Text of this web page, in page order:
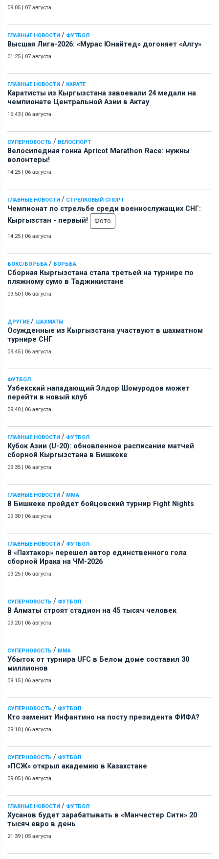
09:05 | 07 августа
ГЛАВНЫЕ НОВОСТИ / ФУТБОЛ
Высшая Лига-2026: «Мурас Юнайтед» догоняет «Алгу»
01:25 | 07 августа
ГЛАВНЫЕ НОВОСТИ / КАРАТЕ
Каратисты из Кыргызстана завоевали 24 медали на
чемпионате Центральной Азии в Актау
16:43 | 06 августа
СУПЕРНОВОСТЬ / ВЕЛОСПОРТ
Велосипедная гонка Apricot Marathon Race: нужны
волонтеры!
14:25 | 06 августа
ГЛАВНЫЕ НОВОСТИ / СТРЕЛКОВЫЙ СПОРТ
Чемпионат по стрельбе среди военнослужащих СНГ:
Кыргызстан - первый!
Фото
14:25 | 06 августа
БОКС/БОРЬБА / БОРЬБА
Сборная Кыргызстана стала третьей на турнире по
пляжному сумо в Таджикистане
09:50 | 06 августа
ДРУГИЕ/ ШАХМАТЫ
Осужденные из Кыргызстана участвуют в шахматном
турнире СНГ
09:45 | 06 августа
ФУТБОЛ
Узбекский нападающий Элдор Шомуродов может
перейти в новый клуб
09:40 | 06 августа
ГЛАВНЫЕ НОВОСТИ / ФУТБОЛ
Кубок Азии (U-20): обновленное расписание матчей
сборной Кыргызстана в Бишкеке
09:35 | 06 августа
ГЛАВНЫЕ НОВОСТИ / ММА
В Бишкеке пройдет бойцовский турнир Fight Nights
09:30 | 06 августа
ГЛАВНЫЕ НОВОСТИ / ФУТБОЛ
В «Пахтакор» перешел автор единственного гола
сборной Ирака на ЧМ-2026
09:25 | 06 августа
СУПЕРНОВОСТЬ / ФУТБОЛ
В Алматы строят стадион на 45 тысяч человек
09:20 | 06 августа
СУПЕРНОВОСТЬ / ММА
Убыток от турнира UFC в Белом доме составил 30
миллионов
09:15 | 06 августа
СУПЕРНОВОСТЬ / ФУТБОЛ
Кто заменит Инфантино на посту президента ФИФА?
09:10 | 06 августа
СУПЕРНОВОСТЬ / ФУТБОЛ
«ПСЖ» открыл академию в Казахстане
09:05 | 06 августа
ГЛАВНЫЕ НОВОСТИ / ФУТБОЛ
Хусанов будет зарабатывать в «Манчестер Сити» 20
тысяч евро в день
21:39 | 05 августа